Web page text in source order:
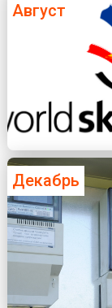
Август
Декабрь